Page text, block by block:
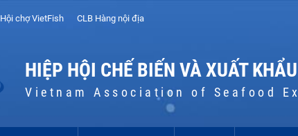
Hội chợ VietFish CLB Hàng nội địa
HIỆP HỘI CHẾ BIẾN VÀ XUẤT
Vietnam Association of Seafood